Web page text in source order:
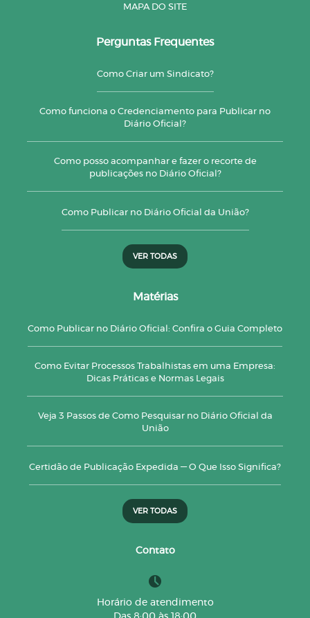
MAPA DO SITE
Perguntas Frequentes
Como Criar um Sindicato?
Como funciona o Credenciamento para Publicar no
Diário Oficial?
Como posso acompanhar e fazer o recorte de
publicações no Diário Oficial?
Como Publicar no Diário Oficial da União?
VER TODAS
Matérias
Como Publicar no Diário Oficial: Confira o Guia Completo
Como Evitar Processos Trabalhistas em uma Empresa:
Dicas Práticas e Normas Legais
Veja 3 Passos de Como Pesquisar no Diário Oficial da
União
Certidão de Publicação Expedida — O Que Isso Significa?
VER TODAS
Contato
Horário de atendimento